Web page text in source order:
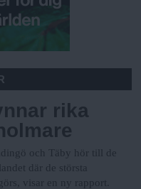
rika
och Täby hör till de
där de största
visar en ny rapport.